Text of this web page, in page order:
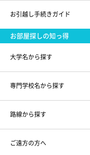
お引越し手続きガイド
お部屋探しの知っ得
大学名から探す
専門学校名から探す
路線から探す
ご遠方の方へ